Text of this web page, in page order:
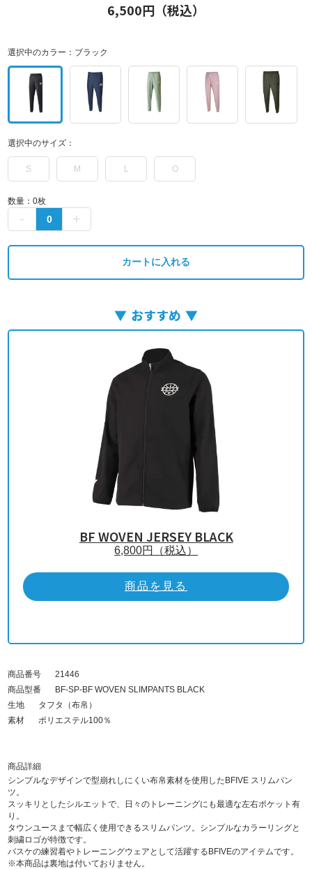
6,500円（税込）
選択中のカラー： ブラック
選択中のサイズ：
S M L O
数量：0枚
カートに入れる
おすすめ
BF WOVEN JERSEY BLACK
6,800円（税込）
商品を見る
商品番号
21446
商品型番
BF-SP-BF WOVEN SLIMPANTS BLACK
生地
タフタ（布帛）
素材
ポリエステル100％
商品詳細
シンプルなデザインで型崩れしにくい布帛素材を使用したBFIVE スリムパン
ツ。
スッキリとしたシルエットで、日々のトレーニングにも最適な左右ポケット有
り。
タウンユースまで幅広く使用できるスリムパンツ。シンプルなカラーリングと
刺繍ロゴが特徴です。
バスケの練習着やトレーニングウェアとして活躍するBFIVEのアイテムです。
※本商品は裏地は付いておりません。